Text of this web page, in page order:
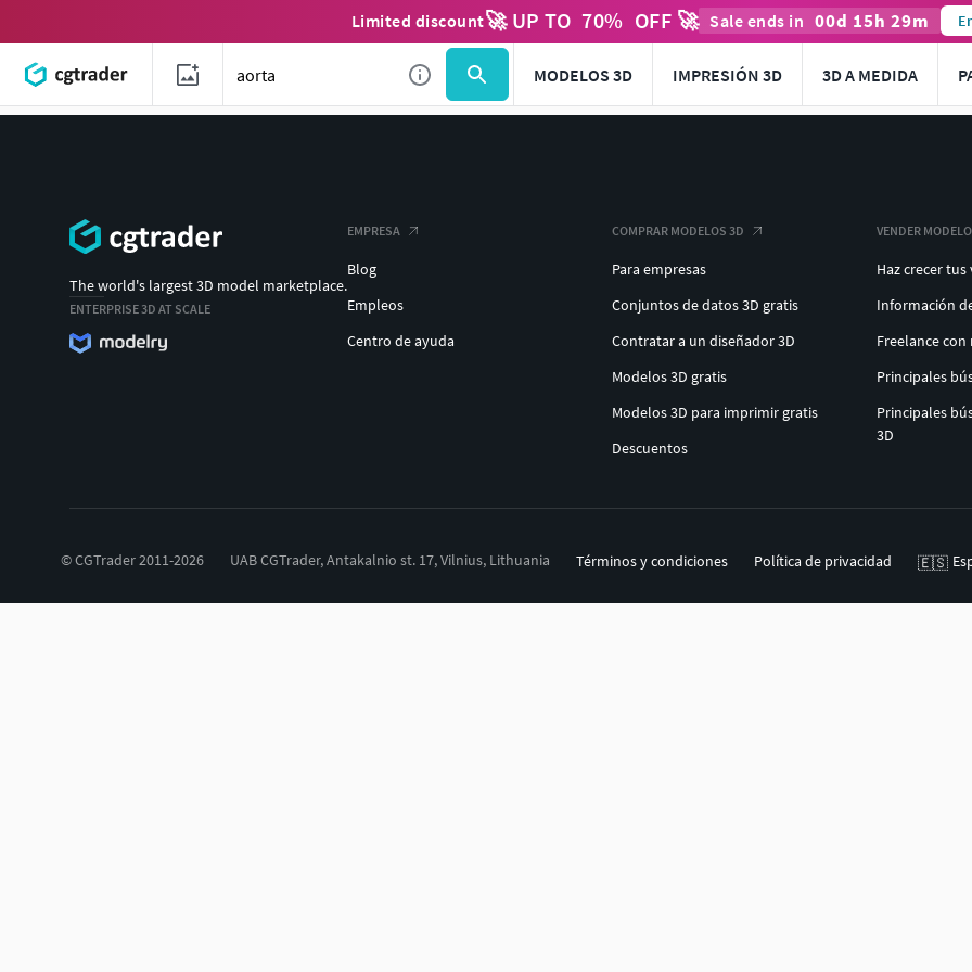
Limited discount🚀 UP TO 70% OFF 🚀 Sale ends in 00d 15h 29m
MODELOS 3D IMPRESIÓN 3D 3D A MEDIDA
The world's largest 3D model marketplace.
ENTERPRISE 3D AT SCALE
EMPRESA
Blog
Empleos
Centro de ayuda
COMPRAR MODELOS 3D
Para empresas
Conjuntos de datos 3D gratis
Contratar a un diseñador 3D
Modelos 3D gratis
Modelos 3D para imprimir gratis
Descuentos
VENDER
Haz crecer tus
Información
Freelance
Principales
Principales
3D
© CGTrader 2011-2026 UAB CGTrader, Antakalnio st. 17, Vilnius, Lithuania Términos y condiciones Política de privacidad 🇪🇸